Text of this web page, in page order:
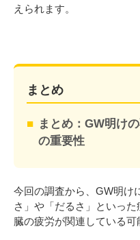
えられます。
まとめ
まとめ：GW明け
の重要性
今回の調査から、GW明け
さ」や「だるさ」といっ
臓の疲労が関連している可